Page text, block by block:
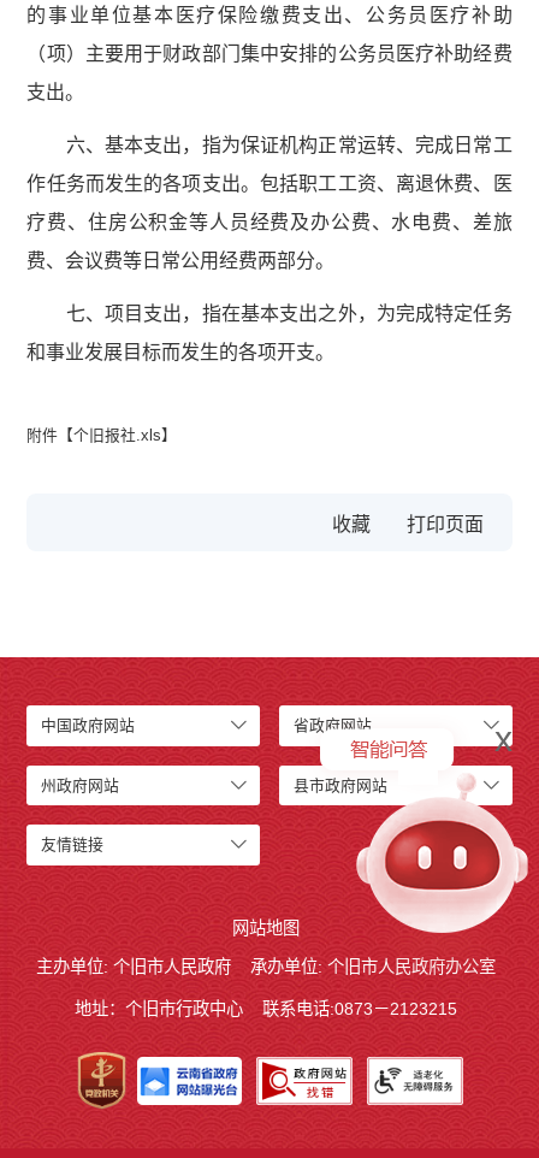
的事业单位基本医疗保险缴费支出、公务员医疗补助
（项）主要用于财政部门集中安排的公务员医疗补助经费
支出。
六、基本支出，指为保证机构正常运转、完成日常工
作任务而发生的各项支出。包括职工工资、离退休费、医
疗费、住房公积金等人员经费及办公费、水电费、差旅
费、会议费等日常公用经费两部分。
七、项目支出，指在基本支出之外，为完成特定任务
和事业发展目标而发生的各项开支。
附件【个旧报社.xls】
收藏
中国政府网站 省政府网站
州政府网站 县市政府网站
友情链接
网站地图
主办单位: 个旧市人民政府
承办单位: 个旧市人民政府办公室
地址：个旧市行政中心 联系电话:0873－2123215
x